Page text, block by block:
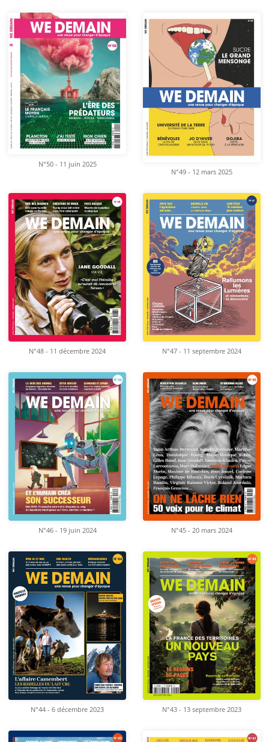
N°50 - 11 juin 2025
N°49 - 12 mars 2025
N°48 - 11 décembre 2024 N°47 - 11 septembre 2024
N°46 - 19 juin 2024 N°45 - 20 mars 2024
N°44 - 6 décembre 2023 N°43 - 13 septembre 2023